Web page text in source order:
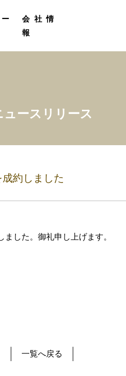
会社情
報
ュースリリース
約しました
した。御礼申し上げます。
一覧へ戻る